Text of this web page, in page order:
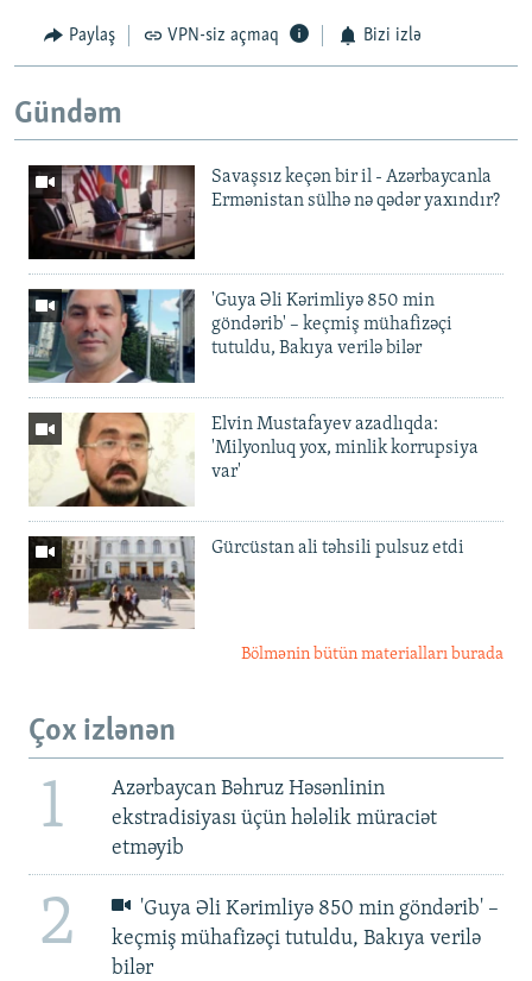
Paylaş VPN-siz açmaq Bizi izlə
Gündəm
Savaşsız keçən bir il - Azərbaycanla
Ermənistan sülhə nə qədər yaxındır?
'Guya Əli Kərimliyə 850 min
göndərib' – keçmiş mühafizəçi
tutuldu, Bakıya verilə bilər
Elvin Mustafayev azadlıqda:
'Milyonluq yox, minlik korrupsiya
var'
Gürcüstan ali təhsili pulsuz etdi
Bölmənin bütün materialları burada
Çox izlənən
1
Azərbaycan Bəhruz Həsənlinin
ekstradisiyası üçün hələlik müraciət
etməyib
2
'Guya Əli Kərimliyə 850 min göndərib' –
keçmiş mühafizəçi tutuldu, Bakıya verilə
bilər